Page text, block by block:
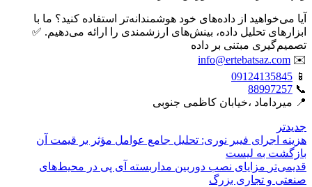
آیا می‌خواهید از داده‌های خود هوشمندانه‌تر استفاده کنید؟ ما با
ابزارهای تحلیل داده، بینش‌های ارزشمندی را ارائه می‌دهیم. ✅
تصمیم‌گیری مبتنی بر داده
✉️
info@ertebatsaz.com
📱
09124135845
📞
88997257
📍 میرداماد ،خیابان کاظمی جنوبی
جدیدتر
هزینه اجرای فیبر نوری: تحلیل جامع عوامل مؤثر بر قیمت آن
بازگشت بە لیست
قدیمی‌تر مزایای نصب دوربین مداربسته آی پی در محیط‌های
صنعتی و تجاری بزرگ